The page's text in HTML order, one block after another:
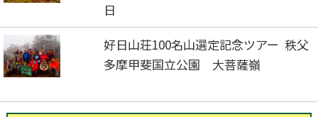
日
好日山荘100名山選定記念ツアー 秩父
多摩甲斐国立公園 大菩薩嶺